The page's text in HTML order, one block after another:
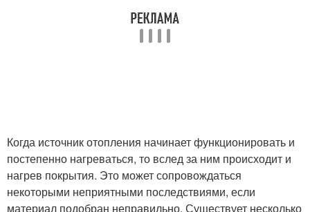
Когда источник отопления начинает функционировать и
постепенно нагреваться, то вслед за ним происходит и
нагрев покрытия. Это может сопровождаться
некоторыми неприятными последствиями, если
материал подобран неправильно. Существует несколько